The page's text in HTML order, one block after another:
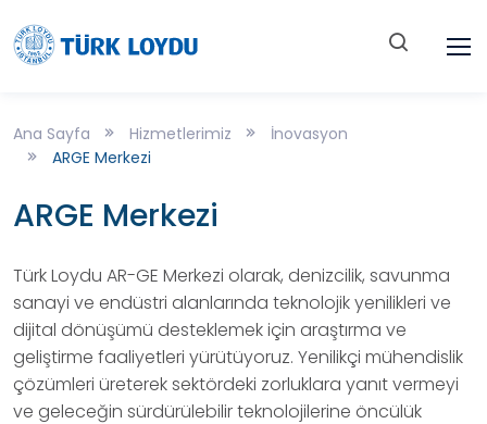
Ana Sayfa Hizmetlerimiz
İnovasyon
ARGE Merkezi
ARGE Merkezi
Türk Loydu AR-GE Merkezi olarak, denizcilik, savunma
sanayi ve endüstri alanlarında teknolojik yenilikleri ve
dijital dönüşümü desteklemek için araştırma ve
geliştirme faaliyetleri yürütüyoruz. Yenilikçi mühendislik
çözümleri üreterek sektördeki zorluklara yanıt vermeyi
ve geleceğin sürdürülebilir teknolojilerine öncülük